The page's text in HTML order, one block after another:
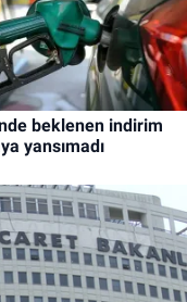
beklenen indirim
yansımadı